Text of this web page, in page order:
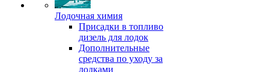
Лодочная химия
Присадки в топливо
дизель для лодок
Дополнительные
средства по уходу за
лодками